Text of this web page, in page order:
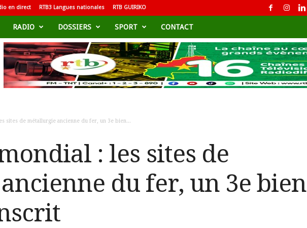
en direct RTB3 Langues nationales RTB GUIRIKO
RADIO DOSSIERS SPORT CONTACT
sites de métallurgie ancienne du fer, un 3e bien...
: les sites de
du fer, un 3e bien